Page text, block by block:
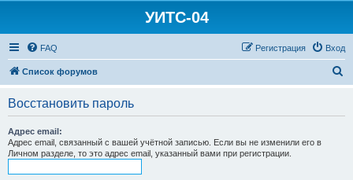
УИТС-04
FAQ Вход
Регистрация
Список форумов
Восстановить пароль
Адрес email:
Адрес email, связанный с вашей учётной записью. Если вы не изменили его в
Личном разделе, то это адрес email, указанный вами при регистрации.